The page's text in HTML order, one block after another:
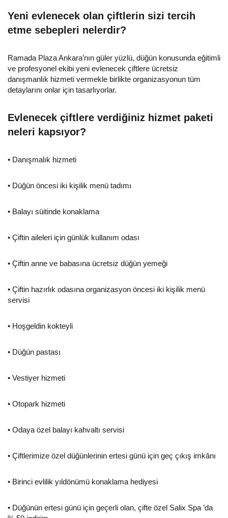
Yeni evlenecek olan çiftlerin sizi tercih
etme sebepleri nelerdir?
Ramada Plaza Ankara’nın güler yüzlü, düğün konusunda eğitimli
ve profesyonel ekibi yeni evlenecek çiftlere ücretsiz
danışmanlık hizmeti vermekle birlikte organizasyonun tüm
detaylarını onlar için tasarlıyorlar.
Evlenecek çiftlere verdiğiniz hizmet paketi
neleri kapsıyor?
• Danışmalık hizmeti
• Düğün öncesi iki kişilik menü tadımı
• Balayı süitinde konaklama
• Çiftin aileleri için günlük kullanım odası
• Çiftin anne ve babasına ücretsiz düğün yemeği
• Çiftin hazırlık odasına organizasyon öncesi iki kişilik menü
servisi
• Hoşgeldin kokteyli
• Düğün pastası
• Vestiyer hizmeti
• Otopark hizmeti
• Odaya özel balayı kahvaltı servisi
• Çiftlerimize özel düğünlerinin ertesi günü için geç çıkış imkânı
• Birinci evlilik yıldönümü konaklama hediyesi
• Düğünün ertesi günü için geçerli olan, çifte özel Salix Spa ’da